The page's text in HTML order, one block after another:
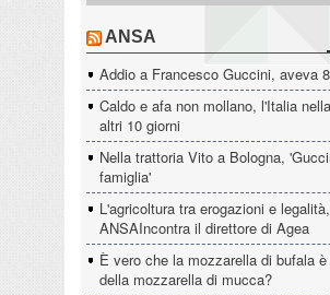
ANSA
Addio a Francesco Guccini, aveva
Caldo e afa non mollano, l'Italia
altri 10 giorni
Nella trattoria Vito a Bologna,
famiglia'
L'agricoltura tra erogazioni e
ANSAIncontra il direttore di Agea
È vero che la mozzarella di bufala
della mozzarella di mucca?